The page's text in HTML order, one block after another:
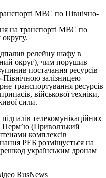
МВС по Північно-
на транспорті МВС по
релейну шафу в
округ), чим порушив
постачання ресурсів
залізницею
транспортування ресурсів
військової техніки,
сили.
телекомунікаційних
Перм’ю (Приволзький
комплексів
РЕБ розміщується на
українським дронам